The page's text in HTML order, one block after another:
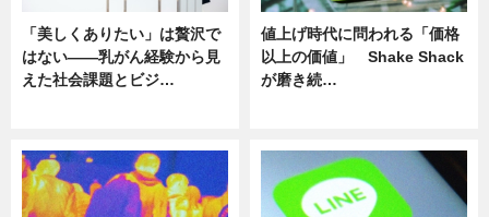
「美しくありたい」は贅沢で
はない――乳がん経験から見
えた社会課題とビジ…
値上げ時代に問われる「価格
以上の価値」 Shake Shack
が磨き続…